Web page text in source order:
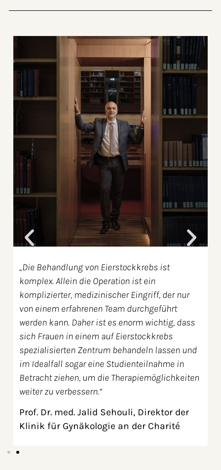
„Die Behandlung von Eierstockkrebs ist
komplex. Allein die Operation ist ein
komplizierter, medizinischer Eingriff, der nur
von einem erfahrenen Team durchgeführt
werden kann. Daher ist es enorm wichtig, dass
sich Frauen in einem auf Eierstockkrebs
spezialisierten Zentrum behandeln lassen und
im Idealfall sogar eine Studienteilnahme in
Betracht ziehen, um die Therapiemöglichkeiten
weiter zu verbessern.“
Prof. Dr. med. Jalid Sehouli, Direktor der
Klinik für Gynäkologie an der Charité